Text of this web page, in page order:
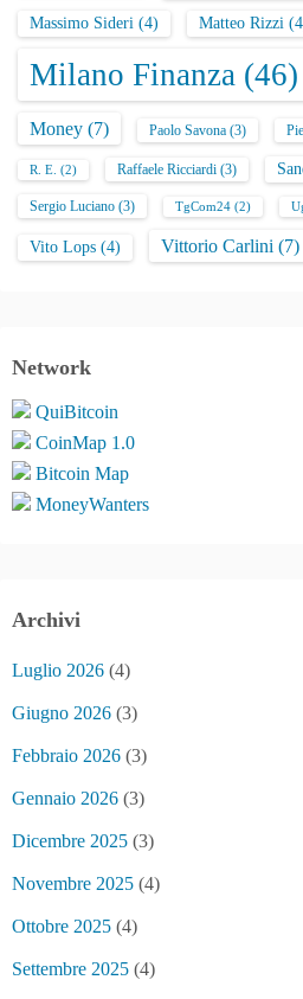
Massimo Sideri (4) Matteo Rizzi
Milano Finanza (46)
Money (7) Paolo Savona (3)
R. E. (2) Raffaele Ricciardi (3)
Sergio Luciano (3) TgCom24 (2)
Vito Lops (4) Vittorio Carlini (7)
Network
QuiBitcoin
CoinMap 1.0
Bitcoin Map
MoneyWanters
Archivi
Luglio 2026 (4)
Giugno 2026 (3)
Febbraio 2026 (3)
Gennaio 2026 (3)
Dicembre 2025 (3)
Novembre 2025 (4)
Ottobre 2025 (4)
Settembre 2025 (4)